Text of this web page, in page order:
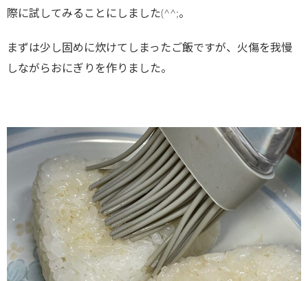
際に試してみることにしました(^^;。
まずは少し固めに炊けてしまったご飯ですが、火傷を我慢
しながらおにぎりを作りました。